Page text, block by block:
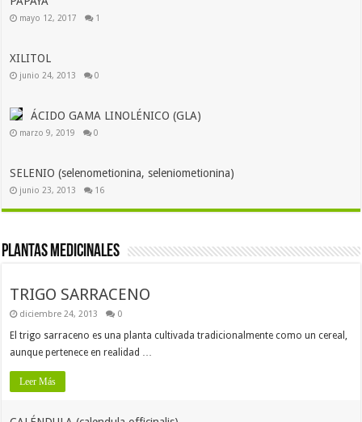
mayo 12, 2017 1
XILITOL
junio 24, 2013 0
ÁCIDO GAMA LINOLÉNICO (GLA)
marzo 9, 2019 0
SELENIO (selenometionina, seleniometionina)
junio 23, 2013 16
Plantas Medicinales
TRIGO SARRACENO
diciembre 24, 2013 0
El trigo sarraceno es una planta cultivada tradicionalmente como un cereal,
aunque pertenece en realidad …
Leer Más